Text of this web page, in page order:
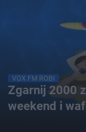
VOX FM ROBI
Zgarnij 2000
weekend i